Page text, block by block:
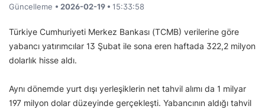
Güncelleme • 2026-02-19 • 15:33:58
Türkiye Cumhuriyeti Merkez Bankası (TCMB) verilerine göre
yabancı yatırımcılar 13 Şubat ile sona eren haftada 322,2 milyon
dolarlık hisse aldı.
Aynı dönemde yurt dışı yerleşiklerin net tahvil alımı da 1 milyar
197 milyon dolar düzeyinde gerçekleşti. Yabancının aldığı tahvil